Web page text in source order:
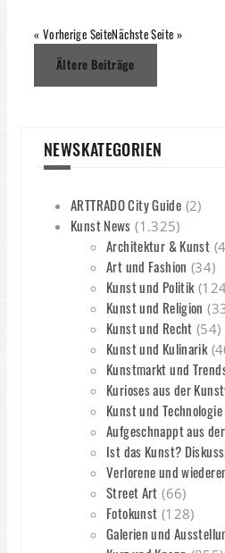
« Vorherige SeiteNächste Seite »
Beitragsnavigation
Ältere Beiträge
NEWSKATEGORIEN
ARTTRADO City Guide (2)
Kunst News (1.325)
Architektur & Kunst
Art und Fashion (34)
Kunst und Politik
Kunst und Religion
Kunst und Recht (54)
Kunst und Kulinarik
Kunstmarkt und
Kurioses aus der
Kunst und Technologie
Aufgeschnappt aus
Ist das Kunst?
Verlorene und
Street Art (66)
Fotokunst (128)
Galerien und